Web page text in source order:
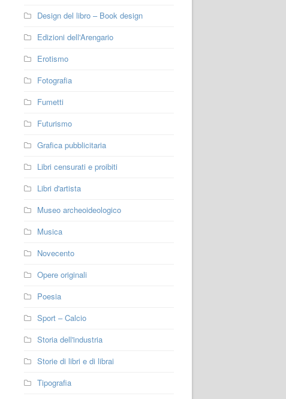
Design del libro – Book design
Edizioni dell'Arengario
Erotismo
Fotografia
Fumetti
Futurismo
Grafica pubblicitaria
Libri censurati e proibiti
Libri d'artista
Museo archeoideologico
Musica
Novecento
Opere originali
Poesia
Sport – Calcio
Storia dell'industria
Storie di libri e di librai
Tipografia